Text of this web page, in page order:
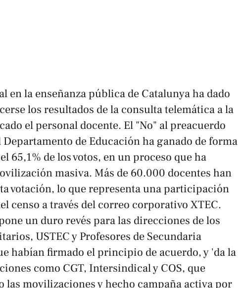
en la enseñanza pública de Catalunya ha dado
los resultados de la consulta telemática a la
el personal docente. El "No" al preacuerdo
de Educación ha ganado de forma
65,1% de los votos, en un proceso que ha
masiva. Más de 60.000 docentes han
votación, lo que representa una participación
censo a través del correo corporativo XTEC.
un duro revés para las direcciones de los
USTEC y Profesores de Secundaria
habían firmado el principio de acuerdo, y 'da la
como CGT, Intersindical y COS, que
las movilizaciones y hecho campaña activa por